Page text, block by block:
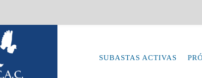
SUBASTAS ACTIVAS